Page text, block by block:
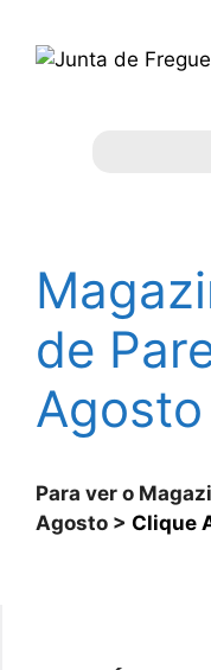
para
de
Para ver o
Agosto > Clique